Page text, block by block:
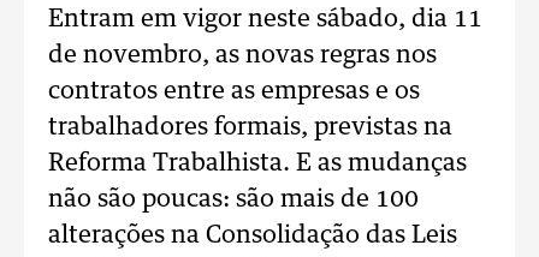
Entram em vigor neste sábado, dia 11
de novembro, as novas regras nos
contratos entre as empresas e os
trabalhadores formais, previstas na
Reforma Trabalhista. E as mudanças
não são poucas: são mais de 100
alterações na Consolidação das Leis